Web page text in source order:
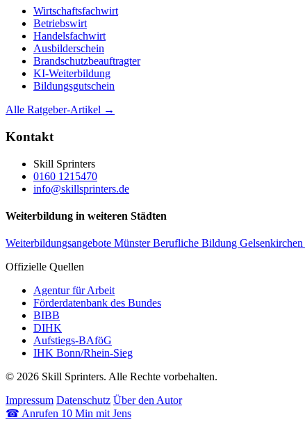
Wirtschaftsfachwirt
Betriebswirt
Handelsfachwirt
Ausbilderschein
Brandschutzbeauftragter
KI-Weiterbildung
Bildungsgutschein
Alle Ratgeber-Artikel →
Kontakt
Skill Sprinters
0160 1215470
info@skillsprinters.de
Weiterbildung in weiteren Städten
Weiterbildungsangebote MünsterBerufliche Bildung Gelsenkirchen
Offizielle Quellen
Agentur für Arbeit
Förderdatenbank des Bundes
BIBB
DIHK
Aufstiegs-BAföG
IHK Bonn/Rhein-Sieg
© 2026 Skill Sprinters. Alle Rechte vorbehalten.
Impressum Datenschutz Über den Autor
☎ Anrufen 10 Min mit Jens